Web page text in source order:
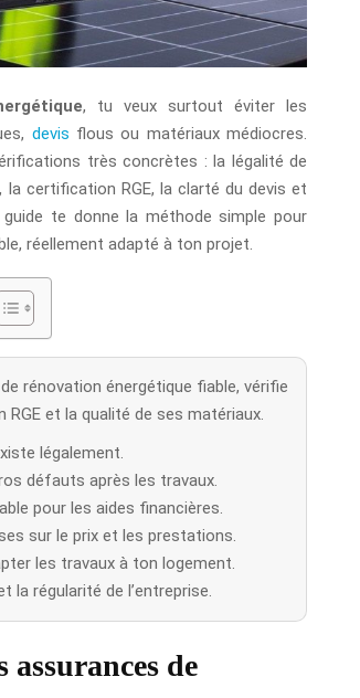
, tu veux surtout éviter les
devis flous ou matériaux médiocres.
très concrètes : la légalité de
la certification RGE, la clarté du devis et
te donne la méthode simple pour
réellement adapté à ton projet.
rénovation énergétique fiable, vérifie
et la qualité de ses matériaux.
légalement.
défauts après les travaux.
pour les aides financières.
sur le prix et les prestations.
les travaux à ton logement.
la régularité de l’entreprise.
de